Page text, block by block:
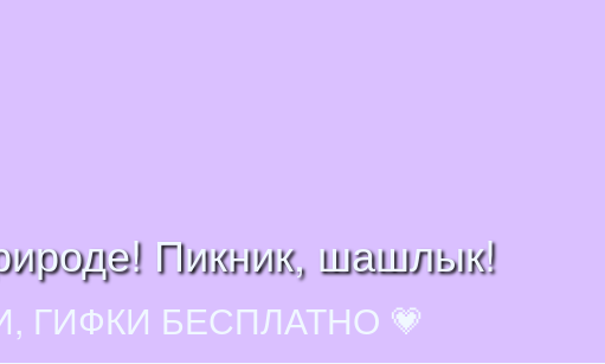
Пикник, шашлык!
ГИФКИ БЕСПЛАТНО 💗